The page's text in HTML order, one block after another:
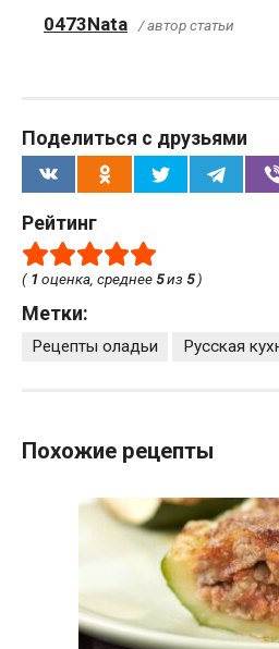
0473Nata / автор статьи
Поделиться с друзьями
Рейтинг
( 1оценка, среднее5из 5)
Метки:
Рецепты оладьи Русская
Похожие рецепты